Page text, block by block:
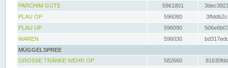
PARCHIM GÜTE
5961801
PLAU OP
596080
PLAU UP
596090
WAREN
596030
MÜGGELSPREE
GROSSE TRÄNKE WEHR OP
582660